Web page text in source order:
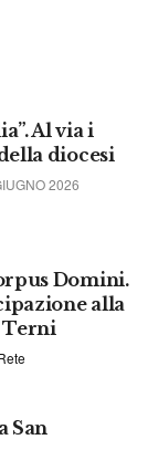
Al via i
diocesi
2026
Domini.
alla
Terni
San